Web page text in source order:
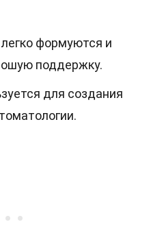
формуются и
поддержку.
для создания